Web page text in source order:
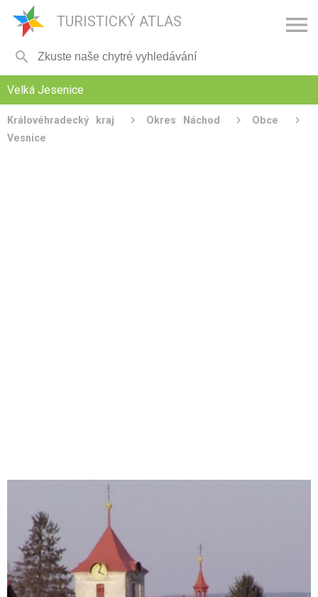
TURISTICKÝ ATLAS 

Velká Jesenice
Královéhradecký kraj Okres Náchod
Obce
Vesnice